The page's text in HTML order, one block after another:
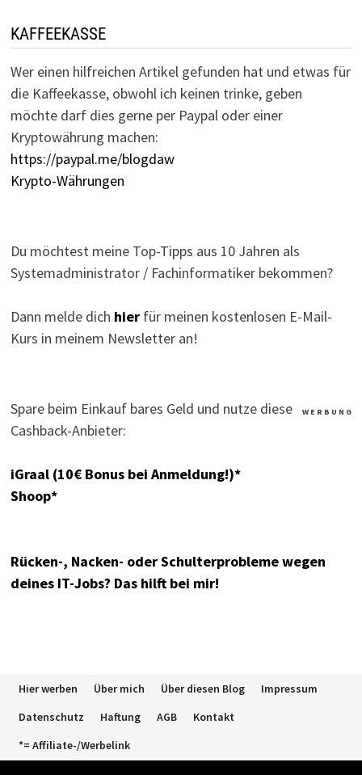
KAFFEEKASSE
Wer einen hilfreichen Artikel gefunden hat und etwas für
die Kaffeekasse, obwohl ich keinen trinke, geben
möchte darf dies gerne per Paypal oder einer
Kryptowährung machen:
https://paypal.me/blogdaw
Krypto-Währungen
Du möchtest meine Top-Tipps aus 10 Jahren als
Systemadministrator / Fachinformatiker bekommen?
Dann melde dich hierfür meinen kostenlosen E-Mail-
Kurs in meinem Newsletter an!
W E R B U N G
Spare beim Einkauf bares Geld und nutze diese
Cashback-Anbieter:
iGraal (10€ Bonus bei Anmeldung!)*
Shoop*
Rücken-, Nacken- oder Schulterprobleme wegen
deines IT-Jobs? Das hilft bei mir!
Hier werben Über mich Über diesen Blog
Impressum
Datenschutz
Haftung AGB
Kontakt
*= Affiliate-/Werbelink